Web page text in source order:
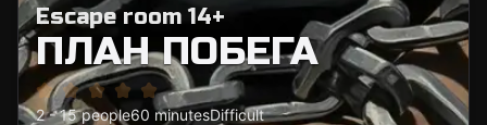
Escape room 14+
ПЛАН ПОБЕГА
2 - 15 people60 minutesDifficult